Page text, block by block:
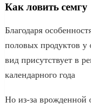
Как ловить семгу
Благодаря
половых продуктов у
вид присутствует в
календарного года
Но из-за врожденной